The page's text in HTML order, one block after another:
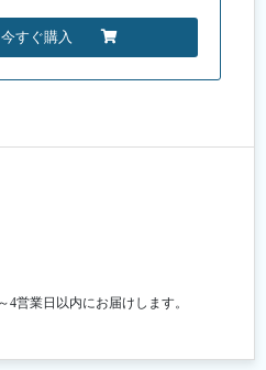
今すぐ購入
営業日以内にお届けします。